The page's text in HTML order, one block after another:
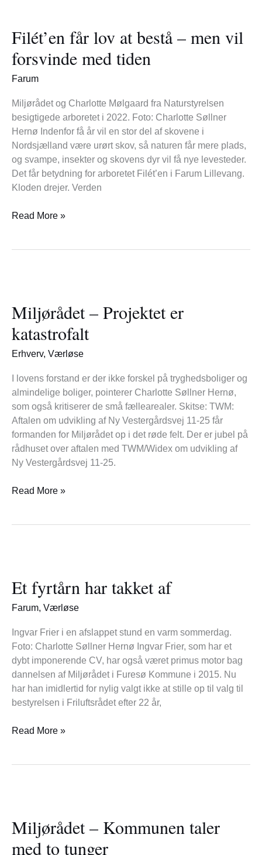
Filét’en får lov at bestå – men vil
forsvinde med tiden
Farum
Miljørådet og Charlotte Mølgaard fra Naturstyrelsen
besigtigede arboretet i 2022. Foto: Charlotte Søllner
Hernø Indenfor få år vil en stor del af skovene i
Nordsjælland være urørt skov, så naturen får mere plads,
og svampe, insekter og skovens dyr vil få nye levesteder.
Det får betydning for arboretet Filét’en i Farum Lillevang.
Kloden drejer. Verden
lov
at
bestå
–
vil
forsvinde
med
tiden
Read More »
Miljørådet – Projektet er
katastrofalt
Erhverv, Værløse
I lovens forstand er der ikke forskel på tryghedsboliger og
almindelige boliger, pointerer Charlotte Søllner Hernø,
som også kritiserer de små fællearealer. Skitse: TWM:
Aftalen om udvikling af Ny Vestergårdsvej 11-25 får
formanden for Miljørådet op i det røde felt. Der er jubel på
rådhuset over aftalen med TWM/Widex om udvikling af
Ny Vestergårdsvej 11-25.
Projektet
er
katastrofalt
Read More »
Et fyrtårn har takket af
Farum, Værløse
Ingvar Frier i en afslappet stund en varm sommerdag.
Foto: Charlotte Søllner Hernø Ingvar Frier, som har et
dybt imponerende CV, har også været primus motor bag
dannelsen af Miljørådet i Furesø Kommune i 2015. Nu
har han imidlertid for nylig valgt ikke at stille op til valg til
bestyrelsen i Friluftsrådet efter 22 år,
har
takket
af
Read More »
Miljørådet – Kommunen taler
med to tunger
Kommunen
taler
med